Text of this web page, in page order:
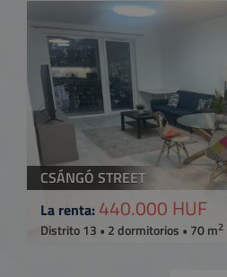
CSÁNGÓ STREET
La renta: 440.000 HUF
Distrito 13 • 2 dormitorios • 70 m2